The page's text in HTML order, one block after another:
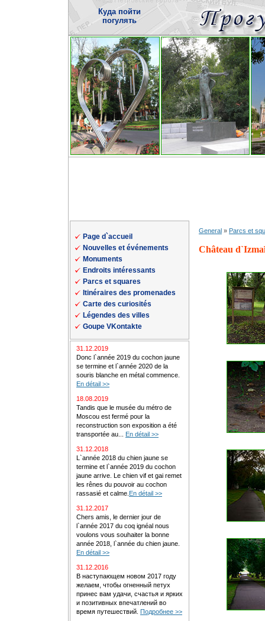
Куда пойти
погулять
Page d`accueil
Nouvelles et événements
Monuments
Endroits intéressants
Parcs et squares
Itinéraires des promenades
Carte des curiosités
Légendes des villes
Goupe VKontakte
31.12.2019
Donc l`année 2019 du cochon jaune
se termine et l`année 2020 de la
souris blanche en métal commence.
En détail >>
18.08.2019
Tandis que le musée du métro de
Moscou est fermé pour la
reconstruction son exposition a été
transportée au... En détail >>
31.12.2018
L`année 2018 du chien jaune se
termine et l`année 2019 du cochon
jaune arrive. Le chien vif et gai remet
les rênes du pouvoir au cochon
rassasié et calme. En détail >>
31.12.2017
Chers amis, le dernier jour de
l`année 2017 du coq ignéal nous
voulons vous souhaiter la bonne
année 2018, l`année du chien jaune.
En détail >>
31.12.2016
В наступающем новом 2017 году
желаем, чтобы огненный петух
принес вам удачи, счастья и ярких
и позитивных впечатлений во
время путешествий. Подробнее >>
General » Parcs et
Château